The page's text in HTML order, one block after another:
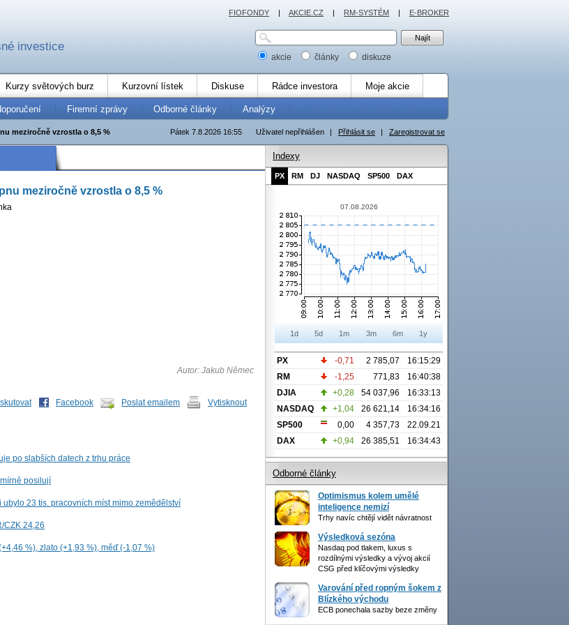
investice
akcie články diskuze
Kurzy světových burz Kurzovní lístek Diskuse Rádce investora Moje akcie
Firemní zprávy Odborné články Analýzy
Uživatel nepřihlášen | Přihlásit se | Zaregistrovat se
Pátek 7.8.2026 16:55
meziročně vzrostla o 8,5 %
meziročně vzrostla o 8,5 %
Autor: Jakub Němec
Facebook Poslat emailem Vytisknout
po slabších datech z trhu práce
posilují
ubylo 23 tis. pracovních míst mimo zemědělství
CZK 24,26
%), zlato (+1,93 %), měď (-1,07 %)
Indexy
PX RM DJ NASDAQ SP500 DAX
07.08.2026
1d 5d 1m 3m 6m 1y
PX -0,71 2 785,07
16:15:29
RM
-1,25 771,83
16:40:38
DJIA
+0,28 54 037,96
16:33:13
NASDAQ
+1,04 26 621,14
16:34:16
SP500
0,00 4 357,73
22.09.21
DAX
+0,94 26 385,51 16:34:43
Odborné články
Optimismus kolem umělé
inteligence nemizí
Trhy navíc chtějí vidět návratnost
Výsledková sezóna
Nasdaq pod tlakem, luxus s
rozdílnými výsledky a vývoj akcií
CSG před klíčovými výsledky
Varování před ropným šokem z
Blízkého východu
ECB ponechala sazby beze změny
FIOFONDY | AKCIE.CZ | RM-SYSTÉM | E-BROKER